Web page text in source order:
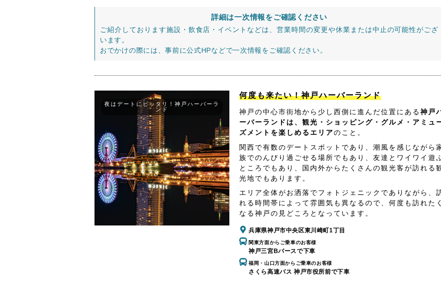
詳細は一次情報をご確認ください
ご紹介しております施設・飲食店・イベントなどは、営業時間の変更や休業または中止の可能性がござ
います。
おでかけの際には、事前に公式HPなどで一次情報をご確認ください。
夜はデートにピッタリ！神戸ハーバーラ
ンド
何度も来たい！神戸ハーバーランド
神戸の中心市街地から少し西側に進んだ位置にある神戸
ーバーランドは、観光・ショッピング・グルメ・アミュ
ズメントを楽しめるエリアのこと。
関西で有数のデートスポットであり、潮風を感じながら
族でのんびり過ごせる場所でもあり、友達とワイワイ遊
ところでもあり、国内外からたくさんの観光客が訪れる
光地でもあります。
エリア全体がお洒落でフォトジェニックでありながら、
れる時間帯によって雰囲気も異なるので、何度も訪れた
なる神戸の見どころとなっています。
兵庫県神戸市中央区東川崎町1丁目
関東方面からご乗車のお客様
神戸三宮Bバースで下車
福岡・山口方面からご乗車のお客様
さくら高速バス 神戸市役所前で下車